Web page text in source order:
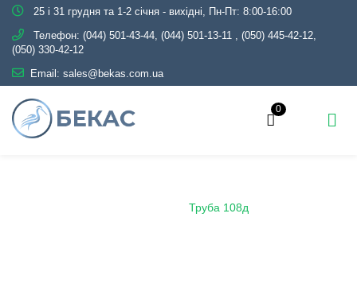
25 і 31 грудня та 1-2 січня - вихідні, Пн-Пт: 8:00-16:00
Телефон: (044) 501-43-44, (044) 501-13-11 , (050) 445-42-12,
(050) 330-42-12
Email: sales@bekas.com.ua
0
Труба 108д